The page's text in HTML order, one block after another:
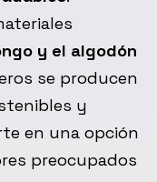
y el algodón
se producen
y
en una opción
preocupados